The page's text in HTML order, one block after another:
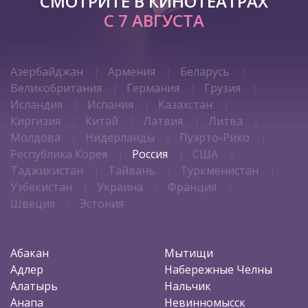
С 7 АВГУСТА
Азербайджан Армения
Беларусь
Великобритания
Германия
Грузия
Исландия
Испания
Казахстан
Киргизия
Китай Латвия
Литва
Молдова
Нидерланды
Пуэрто-Рико
Республика Корея
Россия
США
Таджикистан
Тайвань
Туркменистан
Узбекистан
Украина
Франция
Швеция
Эстония
Абакан
Адлер
Алатырь
Анапа
Мытищи
Набережные Челны
Нальчик
Невинномысск